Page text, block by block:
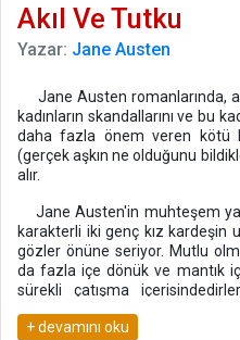
Akıl Ve Tutku
Yazar: Jane Austen
Jane Austen romanlarında,
kadınların skandallarını ve bu
daha fazla önem veren kötü
(gerçek aşkın ne olduğunu
alır.
Jane Austen'in muhteşem
karakterli iki genç kız kardeşin
gözler önüne seriyor. Mutlu
da fazla içe dönük ve mantık
sürekli çatışma
bulmaları için öncelikle her
gerektiğiydi.